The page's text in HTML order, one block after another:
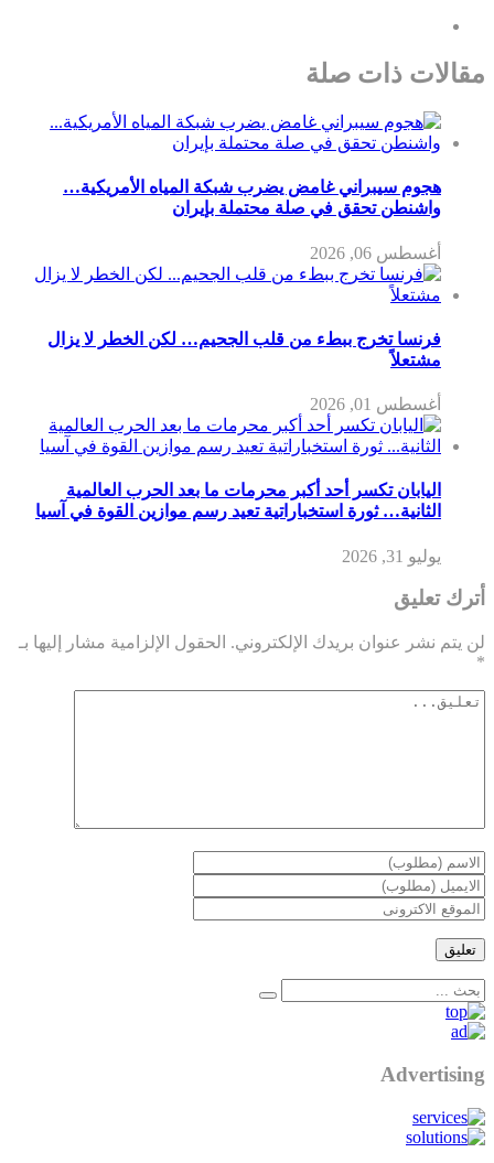
مقالات ذات صلة
هجوم سيبراني غامض يضرب شبكة المياه الأمريكية…
واشنطن تحقق في صلة محتملة بإيران
أغسطس 06, 2026
فرنسا تخرج ببطء من قلب الجحيم… لكن الخطر لا يزال
مشتعلاً
أغسطس 01, 2026
اليابان تكسر أحد أكبر محرمات ما بعد الحرب العالمية
الثانية… ثورة استخباراتية تعيد رسم موازين القوة في آسيا
يوليو 31, 2026
أترك تعليق
لن يتم نشر عنوان بريدك الإلكتروني. الحقول الإلزامية مشار إليها بـ
*
Advertising